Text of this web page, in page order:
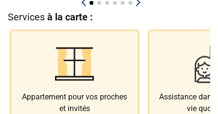
Services à la carte :
Appartement pour vos proches
et invités
Assistance dans
vie